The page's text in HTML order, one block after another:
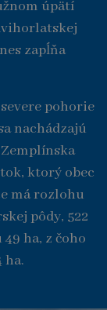
úpätí
zapĺňa
pohorie
nachádzajú
ktorý obec
má rozlohu
pôdy, 522
ha, z čoho
ha.